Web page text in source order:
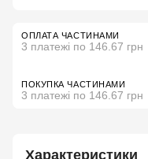
ОПЛАТА ЧАСТИНАМИ
3 платежі по 146.67 грн
ПОКУПКА ЧАСТИНАМИ
3 платежі по 146.67 грн
Характеристики